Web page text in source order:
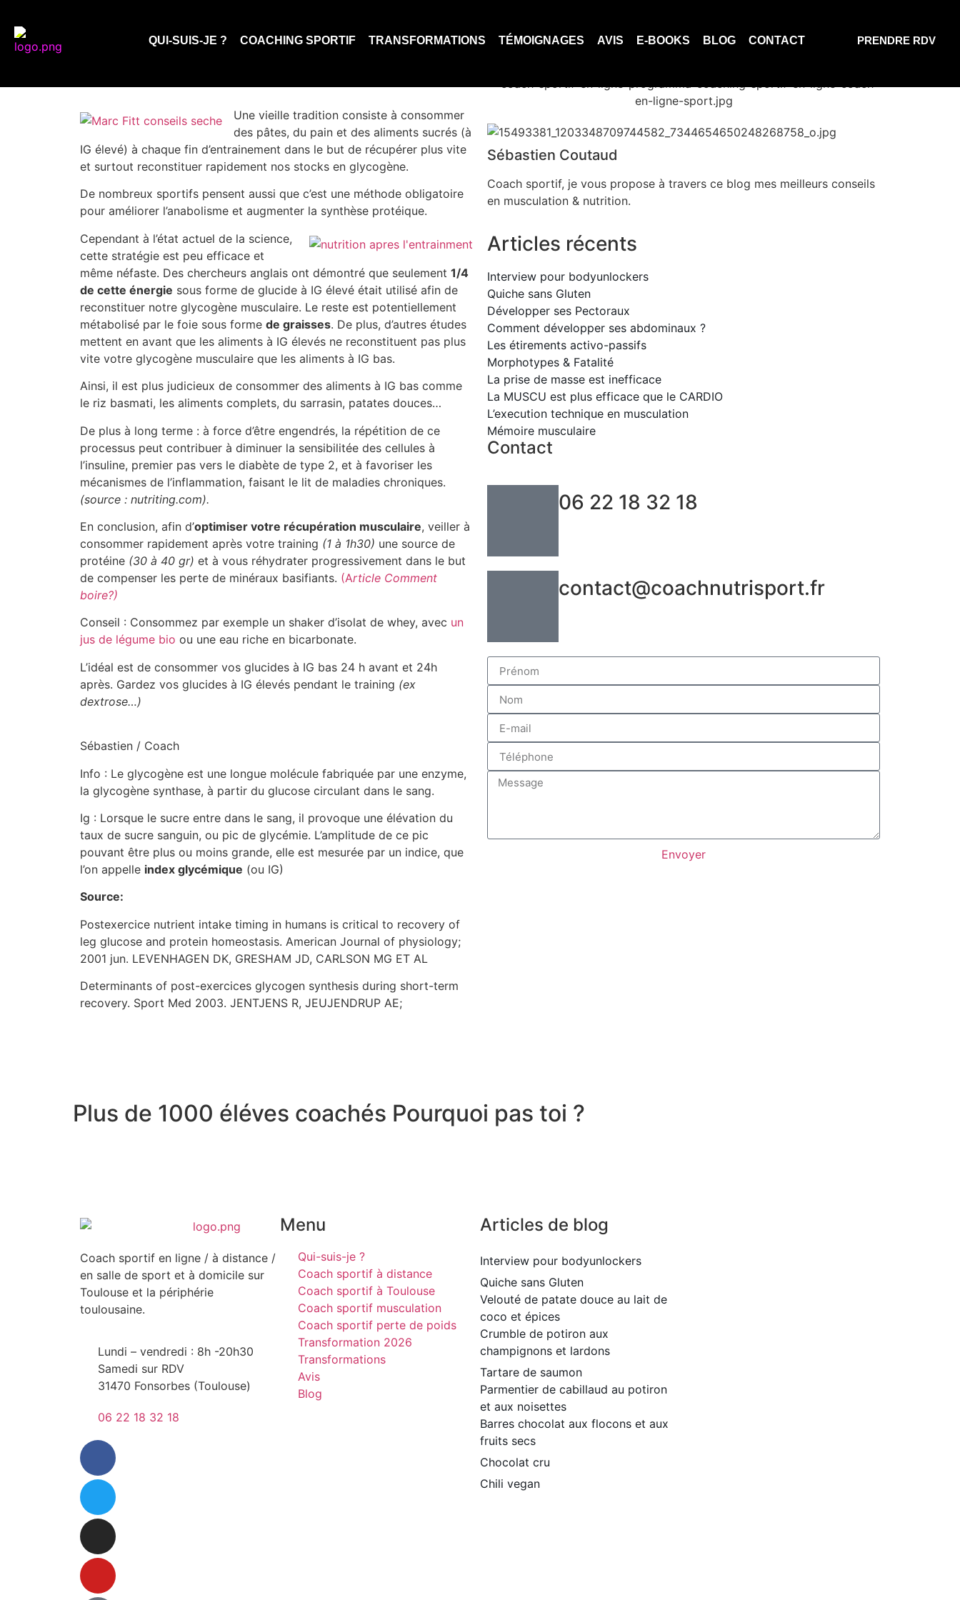
PRENDRE RDV
QUI-SUIS-JE ? COACHING SPORTIF TRANSFORMATIONS TÉMOIGNAGES AVIS E-BOOKS BLOG CONTACT PRENDRE RDV
Une vieille tradition consiste à consommer
des pâtes, du pain et des aliments sucrés (à
IG élevé) à chaque fin d’entrainement dans le but de récupérer plus vite
et surtout reconstituer rapidement nos stocks en glycogène.
De nombreux sportifs pensent aussi que c’est une méthode obligatoire
pour améliorer l’anabolisme et augmenter la synthèse protéique.
Cependant à l’état actuel de la science,
cette stratégie est peu efficace et
même néfaste. Des chercheurs anglais ont démontré que seulement 1/4
de cette énergie sous forme de glucide à IG élevé était utilisé afin de
reconstituer notre glycogène musculaire. Le reste est potentiellement
métabolisé par le foie sous forme de graisses. De plus, d’autres études
mettent en avant que les aliments à IG élevés ne reconstituent pas plus
vite votre glycogène musculaire que les aliments à IG bas.
Ainsi, il est plus judicieux de consommer des aliments à IG bas comme
le riz basmati, les aliments complets, du sarrasin, patates douces…
De plus à long terme : à force d’être engendrés, la répétition de ce
processus peut contribuer à diminuer la sensibilitée des cellules à
l’insuline, premier pas vers le diabète de type 2, et à favoriser les
mécanismes de l’inflammation, faisant le lit de maladies chroniques.
(source : nutriting.com).
En conclusion, afin d’optimiser votre récupération musculaire, veiller à
consommer rapidement après votre training (1 à 1h30) une source de
protéine (30 à 40 gr) et à vous réhydrater progressivement dans le but
de compenser les perte de minéraux basifiants. (Article Comment
boire?)
Conseil : Consommez par exemple un shaker d’isolat de whey, avec un
jus de légume bio ou une eau riche en bicarbonate.
L’idéal est de consommer vos glucides à IG bas 24 h avant et 24h
après. Gardez vos glucides à IG élevés pendant le training (ex
dextrose…)
Sébastien / Coach
Info : Le glycogène est une longue molécule fabriquée par une enzyme,
la glycogène synthase, à partir du glucose circulant dans le sang.
Ig : Lorsque le sucre entre dans le sang, il provoque une élévation du
taux de sucre sanguin, ou pic de glycémie. L’amplitude de ce pic
pouvant être plus ou moins grande, elle est mesurée par un indice, que
l’on appelle index glycémique (ou IG)
Source:
Postexercice nutrient intake timing in humans is critical to recovery of
leg glucose and protein homeostasis. American Journal of physiology;
2001 jun. LEVENHAGEN DK, GRESHAM JD, CARLSON MG ET AL
Determinants of post-exercices glycogen synthesis during short-term
recovery. Sport Med 2003. JENTJENS R, JEUJENDRUP AE;
Sébastien Coutaud
Coach sportif, je vous propose à travers ce blog mes meilleurs conseils
en musculation & nutrition.
Articles récents
Interview pour bodyunlockers
Quiche sans Gluten
Développer ses Pectoraux
Comment développer ses abdominaux ?
Les étirements activo-passifs
Morphotypes & Fatalité
La prise de masse est inefficace
La MUSCU est plus efficace que le CARDIO
L’execution technique en musculation
Mémoire musculaire
Contact
06 22 18 32 18
contact@coachnutrisport.fr
Envoyer
Plus de 1000 éléves coachés Pourquoi pas toi ?
Coach sportif en ligne / à distance /
en salle de sport et à domicile sur
Toulouse et la périphérie
toulousaine.
Lundi – vendredi : 8h -20h30
Samedi sur RDV
31470 Fonsorbes (Toulouse)
06 22 18 32 18
Menu
Qui-suis-je ?
Coach sportif à distance
Coach sportif à Toulouse
Coach sportif musculation
Coach sportif perte de poids
Transformation 2026
Transformations
Avis
Blog
Articles de blog
Interview pour bodyunlockers
Quiche sans Gluten
Velouté de patate douce au lait de
coco et épices
Crumble de potiron aux
champignons et lardons
Tartare de saumon
Parmentier de cabillaud au potiron
et aux noisettes
Barres chocolat aux flocons et aux
fruits secs
Chocolat cru
Chili vegan